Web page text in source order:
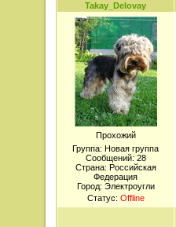
Takay_Delovay
Прохожий
Группа: Новая группа
Сообщений: 28
Страна: Российская
Федерация
Город: Электроугли
Статус: Offline